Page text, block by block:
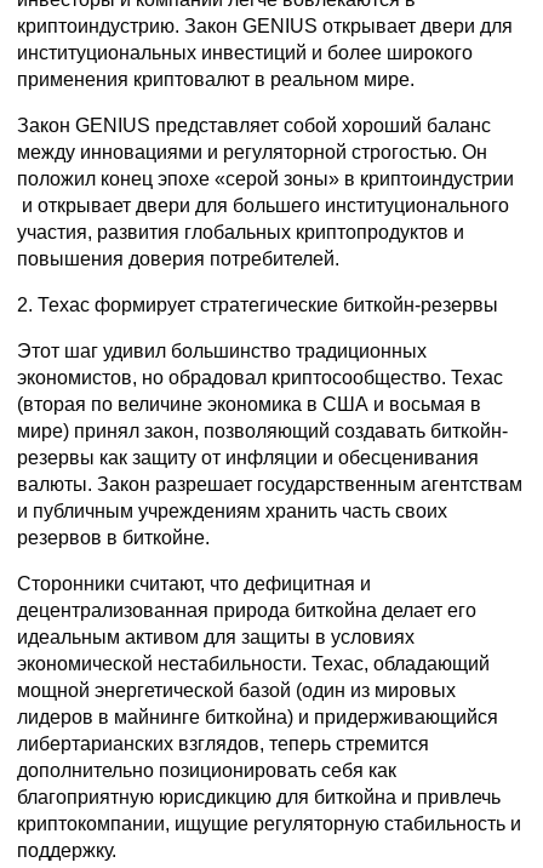
криптоиндустрию. Закон GENIUS открывает двери для
институциональных инвестиций и более широкого
применения криптовалют в реальном мире.
Закон GENIUS представляет собой хороший баланс
между инновациями и регуляторной строгостью. Он
положил конец эпохe «серой зоны» в криптоиндустрии
и открывает двери для большего институционального
участия, развития глобальных криптопродуктов и
повышения доверия потребителей.
2. Техас формирует стратегические биткойн-резервы
Этот шаг удивил большинство традиционных
экономистов, но обрадовал криптосообщество. Техас
(вторая по величине экономика в США и восьмая в
мире) принял закон, позволяющий создавать биткойн-
резервы как защиту от инфляции и обесценивания
валюты. Закон разрешает государственным агентствам
и публичным учреждениям хранить часть своих
резервов в биткойне.
Сторонники считают, что дефицитная и
децентрализованная природа биткойна делает его
идеальным активом для защиты в условиях
экономической нестабильности. Техас, обладающий
мощной энергетической базой (один из мировых
лидеров в майнинге биткойна) и придерживающийся
либертарианских взглядов, теперь стремится
дополнительно позиционировать себя как
благоприятную юрисдикцию для биткойна и привлечь
криптокомпании, ищущие регуляторную стабильность и
поддержку.